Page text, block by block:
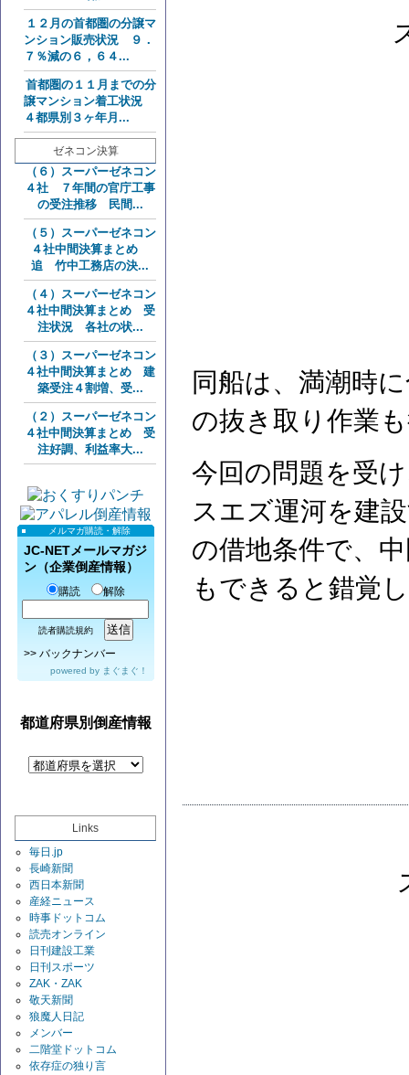
１２月の首都圏の分譲マ
ンション販売状況 ９．
７％減の６，６４...
首都圏の１１月までの分
譲マンション着工状況
４都県別３ヶ年月...
ゼネコン決算
（６）スーパーゼネコン
４社 ７年間の官庁工事
の受注推移 民間...
（５）スーパーゼネコン
４社中間決算まとめ
追 竹中工務店の決...
（４）スーパーゼネコン
４社中間決算まとめ 受
注状況 各社の状...
（３）スーパーゼネコン
４社中間決算まとめ 建
築受注４割増、受...
（２）スーパーゼネコン
４社中間決算まとめ 受
注好調、利益率大...
メルマガ購読・解除
JC-NETメールマガジ
ン（企業倒産情報）
購読 解除
読者購読規約
>> バックナンバー
powered by まぐまぐ！
都道府県別倒産情報
Links
毎日.jp
長崎新聞
西日本新聞
産経ニュース
時事ドットコム
読売オンライン
日刊建設工業
日刊スポーツ
ZAK・ZAK
敬天新聞
狼魔人日記
メンバー
二階堂ドットコム
依存症の独り言
同船は、満潮時
の抜き取り作業
今回の問題を受
スエズ運河を建
の借地条件で、
もできると錯覚